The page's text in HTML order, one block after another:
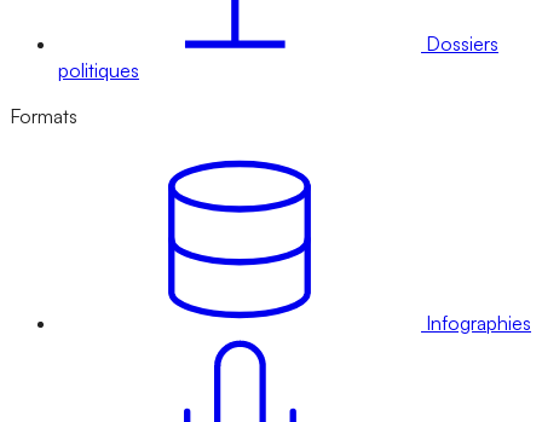
Dossiers
politiques
Formats
Infographies